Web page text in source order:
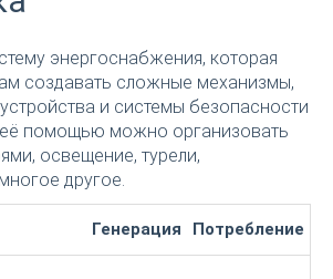
энергоснабжения, которая
создавать сложные механизмы,
и системы безопасности
её помощью можно организовать
освещение, турели,
другое.
Генерация Потребление